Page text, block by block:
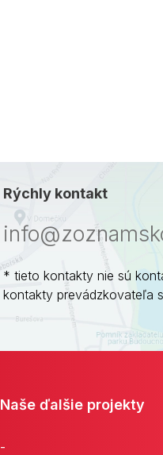
Rýchly kontakt
* tieto kontakty nie sú
kontakty prevádzkovateľa
Naše ďalšie projekty
-